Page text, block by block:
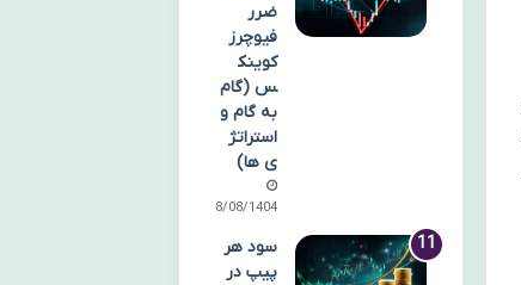
ضرر
فیوچرز
کوینک
س (گام
به گام و
استراتژ
ی ها)
18/08/1404
سود هر
پیپ در